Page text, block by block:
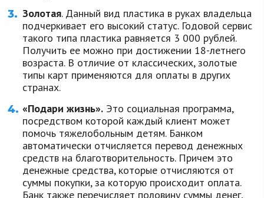
Золотая. Данный вид пластика в руках владельца
подчеркивает его высокий статус. Годовой сервис
такого типа пластика равняется 3 000 рублей.
Получить ее можно при достижении 18-летнего
возраста. В отличие от классических, золотые
типы карт применяются для оплаты в других
странах.
«Подари жизнь». Это социальная программа,
посредством которой каждый клиент может
помочь тяжелобольным детям. Банком
автоматически отчисляется перевод денежных
средств на благотворительность. Причем это
денежные средства, которые отчисляются от
суммы покупки, за которую происходит оплата.
Банк также перечисляет половину суммы денег,